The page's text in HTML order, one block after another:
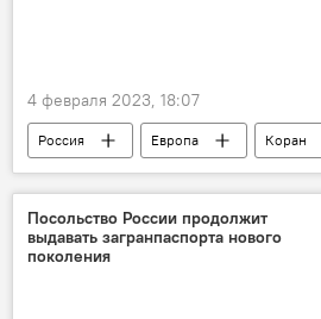
4 февраля 2023, 18:07
Россия Европа
Коран
Парламент
Валентина Матвиенко
Посольство России продолжит
выдавать загранпаспорта нового
поколения